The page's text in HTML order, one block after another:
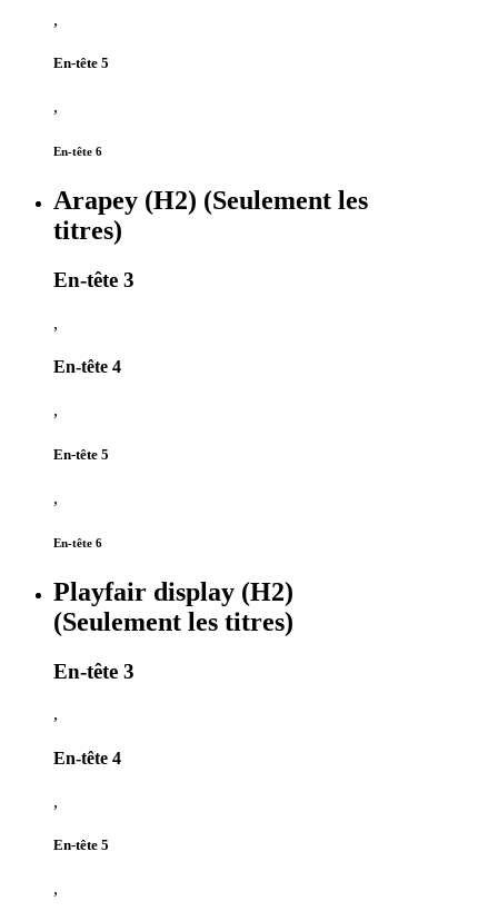
,
En-tête 5
,
En-tête 6
Arapey (H2) (Seulement les
titres)
En-tête 3
,
En-tête 4
,
En-tête 5
,
En-tête 6
Playfair display (H2)
(Seulement les titres)
En-tête 3
,
En-tête 4
,
En-tête 5
,